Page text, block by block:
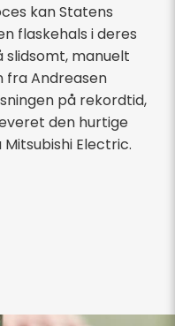
kan Statens
flaskehals i deres
manuelt
fra Andreasen
på rekordtid,
den hurtige
Electric.